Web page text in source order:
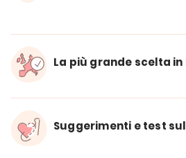
La più grande scelta in
Suggerimenti e test